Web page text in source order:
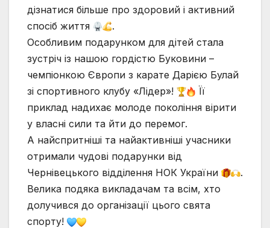
дізнатися більше про здоровий і активний
спосіб життя
.
Особливим подарунком для дітей стала
зустріч із нашою гордістю Буковини –
чемпіонкою Європи з карате Дарією Булай
зі спортивного клубу «Лідер»!
Її
приклад надихає молоде покоління вірити
у власні сили та йти до перемог.
А найспритніші та найактивніші учасники
отримали чудові подарунки від
Чернівецького відділення НОК України
.
Велика подяка викладачам та всім, хто
долучився до організації цього свята
спорту!